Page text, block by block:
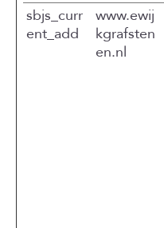
sbjs_curr
ent_add
www.ewij
kgrafsten
en.nl